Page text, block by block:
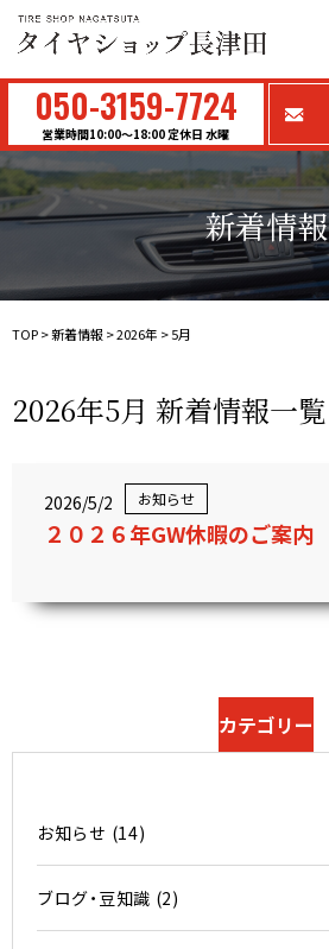
050-3159-7724
営業時間10:00〜18:00 定休日 水曜
新着情報
TOP>新着情報>2026年 >5月
2026年5月 新着情報一覧
2026/5/2 お知らせ
２０２６年GW休暇のご案内
カテゴリー
お知らせ (14)
ブログ・豆知識 (2)